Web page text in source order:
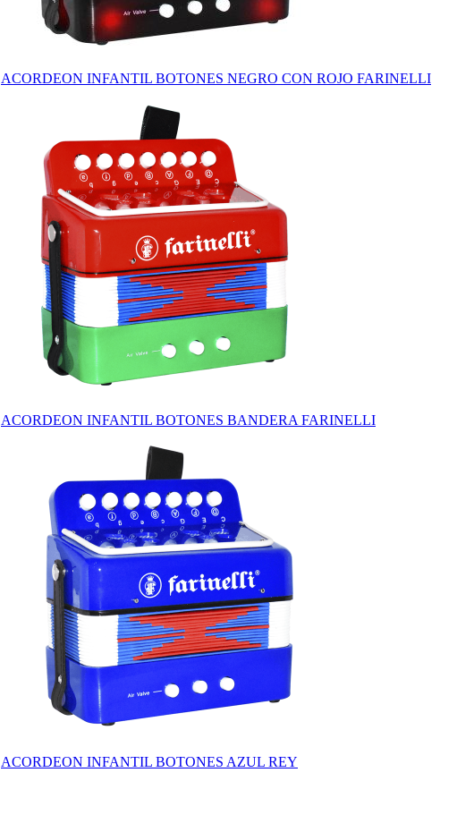
ACORDEON INFANTIL BOTONES NEGRO CON ROJO FARINELLI
ACORDEON INFANTIL BOTONES BANDERA FARINELLI
ACORDEON INFANTIL BOTONES AZUL REY